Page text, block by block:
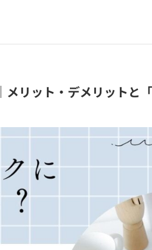
リット・デメリットと